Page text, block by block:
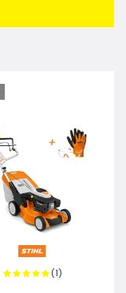
(1)